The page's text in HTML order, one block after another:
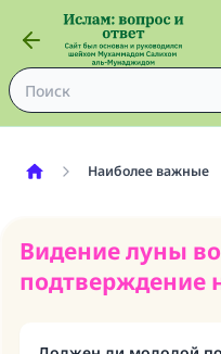
Наиболее важные
Видение луны
подтверждение